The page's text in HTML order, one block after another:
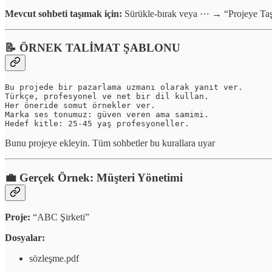
Mevcut sohbeti taşımak için: Sürükle-bırak veya ⋯ → “Projeye
📝 ÖRNEK TALİMAT ŞABLONU
Bu projede bir pazarlama uzmanı olarak yanıt ver.
Türkçe, profesyonel ve net bir dil kullan.
Her öneride somut örnekler ver.
Marka ses tonumuz: güven veren ama samimi.
Hedef kitle: 25-45 yaş profesyoneller.
Bunu projeye ekleyin. Tüm sohbetler bu kurallara uyar
💼 Gerçek Örnek: Müşteri Yönetimi
Proje: “ABC Şirketi”
Dosyalar:
sözleşme.pdf